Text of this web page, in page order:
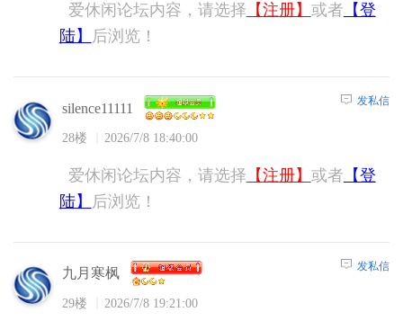
爱休闲论坛内容，请选择 【注册】 或者 【登
陆】
后浏览！
silence11111
28楼 2026/7/8 18:40:00
发私信
爱休闲论坛内容，请选择 【注册】 或者 【登
陆】
后浏览！
九月寒枫
29楼 2026/7/8 19:21:00
发私信